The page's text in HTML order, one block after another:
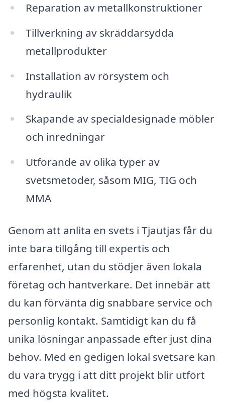
Reparation av metallkonstruktioner
Tillverkning av skräddarsydda
metallprodukter
Installation av rörsystem och
hydraulik
Skapande av specialdesignade möbler
och inredningar
Utförande av olika typer av
svetsmetoder, såsom MIG, TIG och
MMA
Genom att anlita en svets i Tjautjas får du
inte bara tillgång till expertis och
erfarenhet, utan du stödjer även lokala
företag och hantverkare. Det innebär att
du kan förvänta dig snabbare service och
personlig kontakt. Samtidigt kan du få
unika lösningar anpassade efter just dina
behov. Med en gedigen lokal svetsare kan
du vara trygg i att ditt projekt blir utfört
med högsta kvalitet.